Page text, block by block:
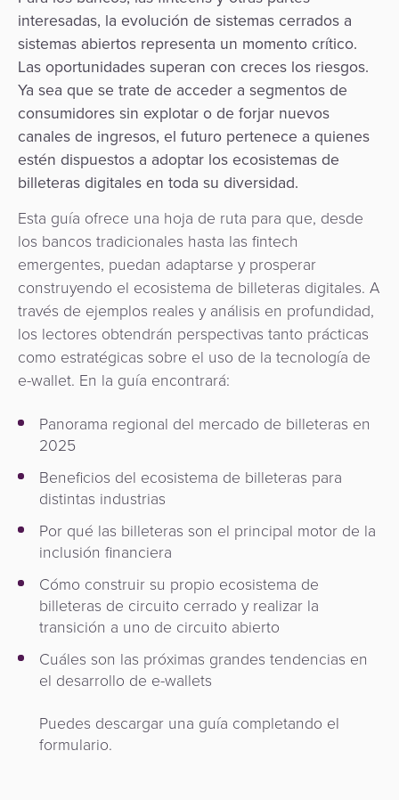
interesadas, la evolución de sistemas cerrados a
sistemas abiertos representa un momento crítico.
Las oportunidades superan con creces los riesgos.
Ya sea que se trate de acceder a segmentos de
consumidores sin explotar o de forjar nuevos
canales de ingresos, el futuro pertenece a quienes
estén dispuestos a adoptar los ecosistemas de
billeteras digitales en toda su diversidad.
Esta guía ofrece una hoja de ruta para que, desde
los bancos tradicionales hasta las fintech
emergentes, puedan adaptarse y prosperar
construyendo el ecosistema de billeteras digitales. A
través de ejemplos reales y análisis en profundidad,
los lectores obtendrán perspectivas tanto prácticas
como estratégicas sobre el uso de la tecnología de
e-wallet. En la guía encontrará:
Panorama regional del mercado de billeteras en
2025
Beneficios del ecosistema de billeteras para
distintas industrias
Por qué las billeteras son el principal motor de la
inclusión financiera
Cómo construir su propio ecosistema de
billeteras de circuito cerrado y realizar la
transición a uno de circuito abierto
Cuáles son las próximas grandes tendencias en
el desarrollo de e-wallets
Puedes descargar una guía completando el
formulario.